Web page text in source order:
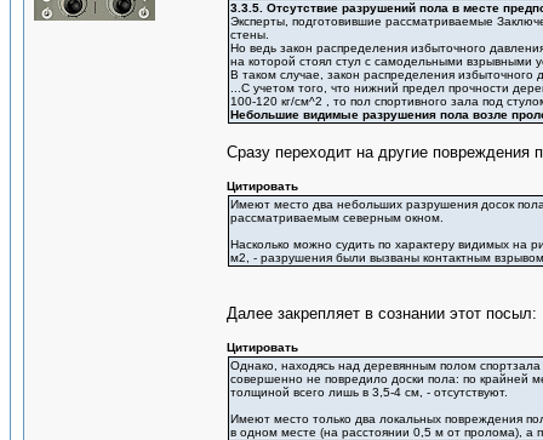
3.3.5. Отсутствие разрушений пола в месте
Эксперты, подготовившие рассматриваемые
стены.
Но ведь закон распределения избыточного
на которой стоял стул с самодельными взрывными
В таком случае, закон распределения избыточного
...С учетом того, что нижний предел прочности
100-120 кг/см^2 , то пол спортивного зала под
Небольшие видимые разрушения пола возле
Сразу переходит на другие повреждения
Цитировать
Имеют место два небольших разрушения досок
рассматриваемым северным окном.
Насколько можно судить по характеру видимых на
м2, - разрушения были вызваны контактным
Далее закрепляет в сознании этот посыл:
Цитировать
Однако, находясь над деревянным полом
совершенно не повредило доски пола: по крайней
толщиной всего лишь в 3,5-4 см, - отсутствуют.
Имеют место только два локальных повреждения
в одном месте (на расстоянии 0,5 м от пролома), а